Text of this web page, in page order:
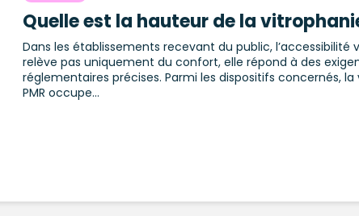
Quelle est la hauteur de la
Dans les établissements recevant du public, l’accessibilité
relève pas uniquement du confort, elle répond à des
réglementaires précises. Parmi les dispositifs concernés,
PMR occupe...